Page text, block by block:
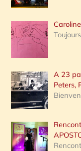
A 23
Peters,